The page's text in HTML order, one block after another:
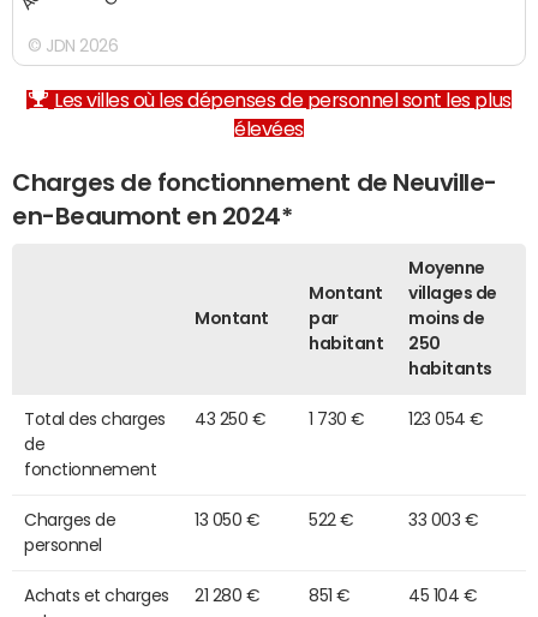
© JDN 2026
Les villes où les dépenses de personnel sont les plus
élevées
Charges de fonctionnement de Neuville-
en-Beaumont en 2024*
Montant
Montant
par
habitant
Moyenne
villages de
moins de
250
habitants
Total des charges
de
fonctionnement
43 250 € 1 730 € 123 054 €
Charges de
personnel
13 050 € 522 € 33 003 €
Achats et charges
21 280 € 851 € 45 104 €